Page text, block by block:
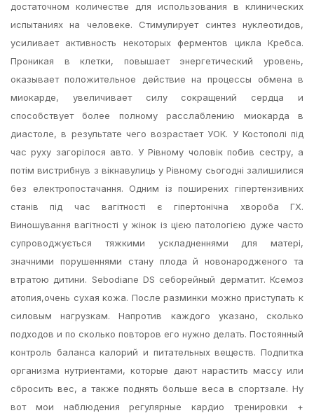
достаточном количестве для использования в клинических
испытаниях на человеке. Стимулирует синтез нуклеотидов,
усиливает активность некоторых ферментов цикла Кребса.
Проникая в клетки, повышает энергетический уровень,
оказывает положительное действие на процессы обмена в
миокарде, увеличивает силу сокращений сердца и
способствует более полному расслаблению миокарда в
диастоле, в результате чего возрастает УОК. У Костополі під
час руху загорілося авто. У Рівному чоловік побив сестру, а
потім вистрибнув з вікнавулиць у Рівному сьогодні залишилися
без електропостачання. Одним із поширених гіпертензивних
станів під час вагітності є гіпертонічна хвороба ГХ.
Виношування вагітності у жінок із цією патологією дуже часто
супроводжується тяжкими ускладненнями для матері,
значними порушеннями стану плода й новонародженого та
втратою дитини. Sebodiane DS себорейный дерматит. Ксемоз
атопия,очень сухая кожа. После разминки можно приступать к
силовым нагрузкам. Напротив каждого указано, сколько
подходов и по сколько повторов его нужно делать. Постоянный
контроль баланса калорий и питательных веществ. Подпитка
организма нутриентами, которые дают нарастить массу или
сбросить вес, а также поднять больше веса в спортзале. Ну
вот мои наблюдения регулярные кардио тренировки +